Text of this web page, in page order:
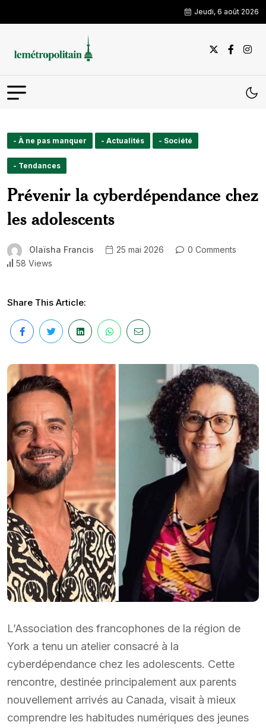
Jeudi, 6 août 2026
- À ne pas manquer - Actualités - Société
- Tendances
Prévenir la cyberdépendance chez
les adolescents
Olaïsha Francis 25 mai 2026
0 Comments
58 Views
Share This Article:
L’Association des francophones de la région de
York a tenu un atelier consacré à la
cyberdépendance chez les adolescents. Cette
rencontre, destinée principalement aux parents
nouvellement arrivés au Canada, visait à mieux
comprendre les habitudes numériques des jeunes